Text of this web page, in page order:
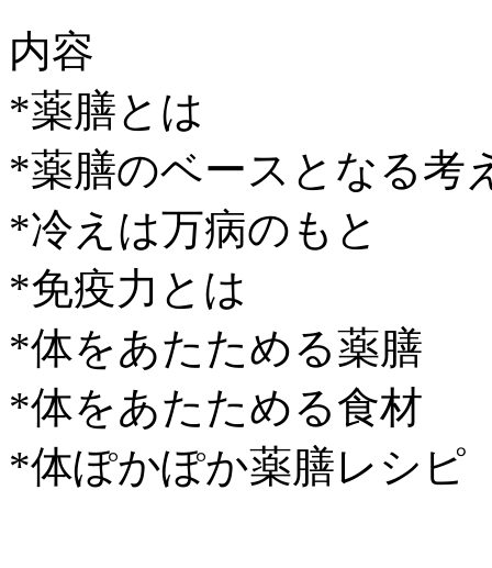
内容
*薬膳とは
*薬膳のベースとなる考
*冷えは万病のもと
*免疫力とは
*体をあたためる薬膳
*体をあたためる食材
*体ぽかぽか薬膳レシピ